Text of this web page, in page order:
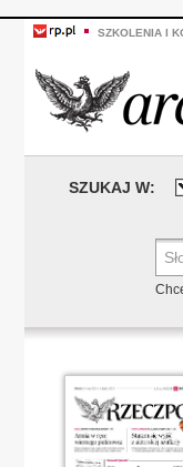
SZKOLENIA I
SZUKAJ W: